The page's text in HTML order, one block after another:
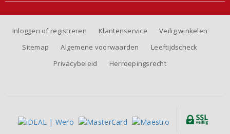
Inloggen of registreren Klantenservice
Veilig winkelen
Sitemap
Algemene voorwaarden
Leeftijdscheck
Privacybeleid
Herroepingsrecht